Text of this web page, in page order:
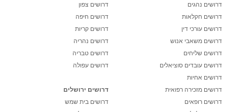
דרושים נהגים
דרושים חקלאות
דרושים עורכי דין
דרושים משאבי אנוש
דרושים שליחים
דרושים עובדים סוציאלים
דרושים אחיות
דרושים מזכירה רפואית
דרושים רופאים
דרושים צפון
דרושים חיפה
דרושים קריות
דרושים נהריה
דרושים טבריה
דרושים עפולה
דרושים ירושלים
דרושים בית שמש